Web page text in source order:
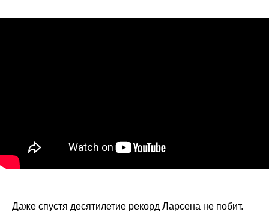
Даже спустя десятилетие рекорд Ларсена не побит.